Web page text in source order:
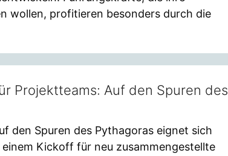
wollen, profitieren besonders durch die
Projektteams: Auf den Spuren des
den Spuren des Pythagoras eignet sich
Kickoff für neu zusammengestellte